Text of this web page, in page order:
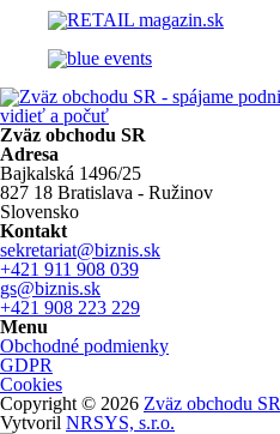
Zväz obchodu SR
Adresa
Bajkalská 1496/25
827 18 Bratislava - Ružinov
Slovensko
Kontakt
sekretariat@biznis.sk
+421 911 908 039
gs@biznis.sk
+421 908 223 229
Menu
Obchodné podmienky
GDPR
Cookies
Copyright © 2026 Zväz obchodu SR
Vytvoril NRSYS, s.r.o.